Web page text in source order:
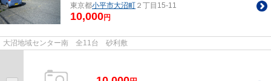
東京都小平市大沼町 ２丁目15-11
10,000円
大沼地域センター南 全11台 砂利敷